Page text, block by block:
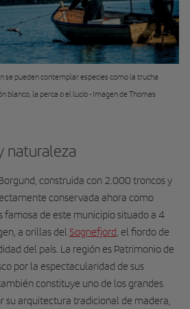
se pueden contemplar especies como la trucha
blanco, la perca o el lucio - Imagen de Thomas
naturaleza
construida con 2.000 troncos y
conservada ahora como
famosa de este municipio situado a 4
a orillas delSognefjord, el fiordo de
del país. La región es Patrimonio de
por la espectacularidad de sus
constituye uno de los grandes
su arquitectura tradicional de madera,